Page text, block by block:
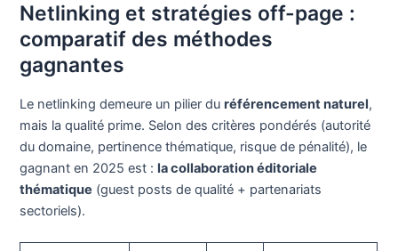
Netlinking et stratégies off-page :
comparatif des méthodes
gagnantes
Le netlinking demeure un pilier duréférencement naturel,
mais la qualité prime. Selon des critères pondérés (autorité
du domaine, pertinence thématique, risque de pénalité), le
gagnant en 2025 est :la collaboration éditoriale
thématique (guest posts de qualité + partenariats
sectoriels).